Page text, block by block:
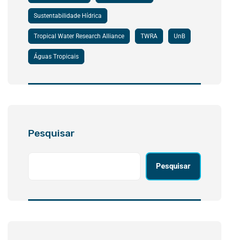
Sustentabilidade Hídrica
Tropical Water Research Alliance TWRA UnB
Águas Tropicais
Pesquisar
Pesquisar